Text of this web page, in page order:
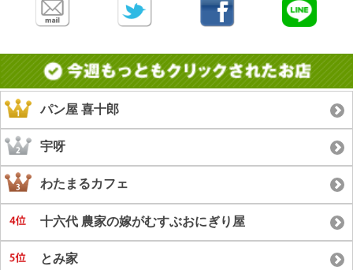
パン屋 喜十郎
宇呀
わたまるカフェ
十六代 農家の嫁がむすぶおにぎり屋
とみ家